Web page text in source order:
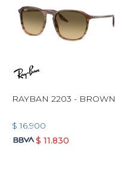
RAYBAN 2203 - BROWN
$ 16.900
$ 11.830